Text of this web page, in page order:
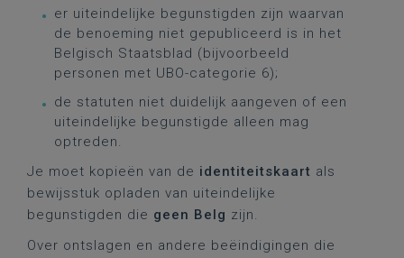
er uiteindelijke begunstigden zijn waarvan
de benoeming niet gepubliceerd is in het
Belgisch Staatsblad (bijvoorbeeld
personen met UBO-categorie 6);
de statuten niet duidelijk aangeven of een
uiteindelijke begunstigde alleen mag
optreden.
Je moet kopieën van de identiteitskaart als
bewijsstuk opladen van uiteindelijke
begunstigden die geen Belg zijn.
Over ontslagen en andere beëindigingen die